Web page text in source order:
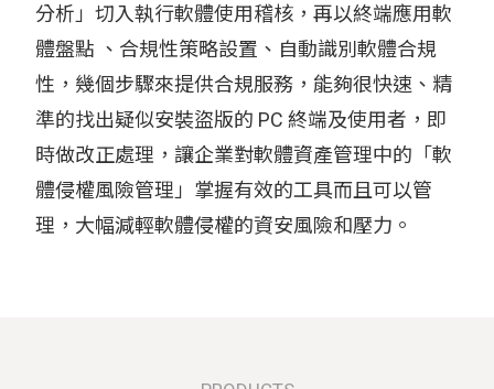
分析」切入執行軟體使用稽核，再以終端應用軟
體盤點 、合規性策略設置、自動識別軟體合規
性，幾個步驟來提供合規服務，能夠很快速、精
準的找出疑似安裝盜版的 PC 終端及使用者，即
時做改正處理，讓企業對軟體資產管理中的「軟
體侵權風險管理」掌握有效的工具而且可以管
理，大幅減輕軟體侵權的資安風險和壓力。